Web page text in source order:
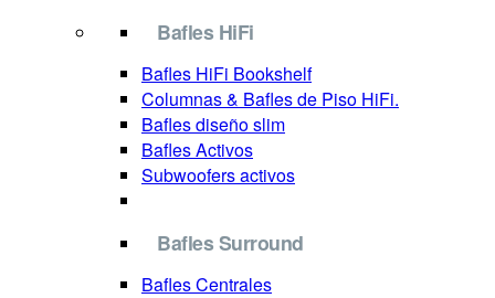
Bafles HiFi
Bafles HiFi Bookshelf
Columnas & Bafles de Piso HiFi.
Bafles diseño slim
Bafles Activos
Subwoofers activos
Bafles Surround
Bafles Centrales